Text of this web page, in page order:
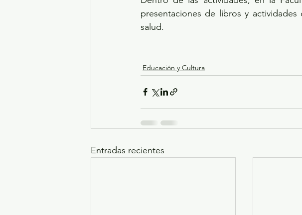
presentaciones de libros y actividades
salud.
Educación y Cultura
Entradas recientes